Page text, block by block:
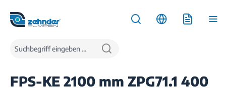
springen
Produkte Wasserentsorgung
FPS-KE 2100 mm ZPG71.1 400